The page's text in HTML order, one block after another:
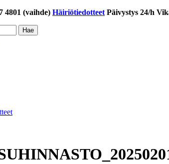
4801 (vaihde) Häiriötiedotteet Päivystys 24/h